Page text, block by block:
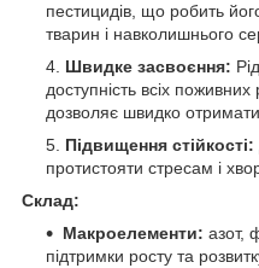
пестицидів, що робить
тварин і навколишнього
Швидке засвоєння:
доступність всіх
дозволяє швидко
Підвищення стійкості:
протистояти стресам і
Склад:
Макроелементи: азот,
підтримки росту та